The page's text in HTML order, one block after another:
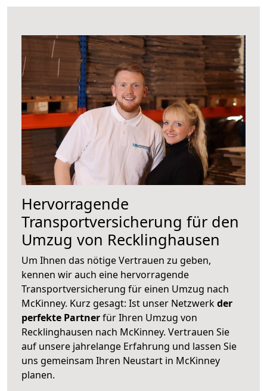
Hervorragende
Transportversicherung für den
Umzug von Recklinghausen
Um Ihnen das nötige Vertrauen zu geben,
kennen wir auch eine hervorragende
Transportversicherung für einen Umzug nach
McKinney. Kurz gesagt: Ist unser Netzwerkder
perfekte Partnerfür Ihren Umzug von
Recklinghausen nach McKinney. Vertrauen Sie
auf unsere jahrelange Erfahrung und lassen Sie
uns gemeinsam Ihren Neustart in McKinney
planen.